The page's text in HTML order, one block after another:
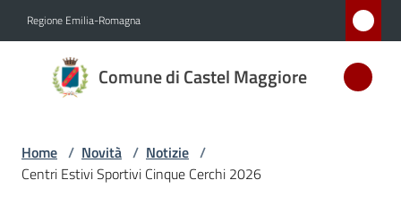
Regione Emilia-Romagna
Comune di Castel Maggiore
Comune
di Castel
D'ARGENTO
AL MERITO
Home / Novità / Notizie /
Centri Estivi Sportivi Cinque Cerchi 2026